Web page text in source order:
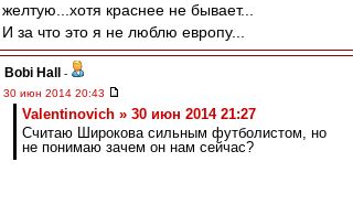
желтую...хотя краснее не бывает...
И за что это я не люблю европу...
Bobi Hall
-
30 июн 2014 20:43
Valentinovich » 30 июн 2014 21:27
Считаю Широкова сильным футболистом, но
не понимаю зачем он нам сейчас?